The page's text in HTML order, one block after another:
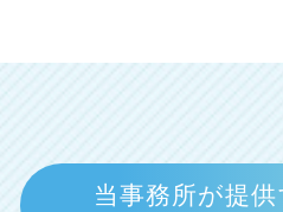
当事務所が提